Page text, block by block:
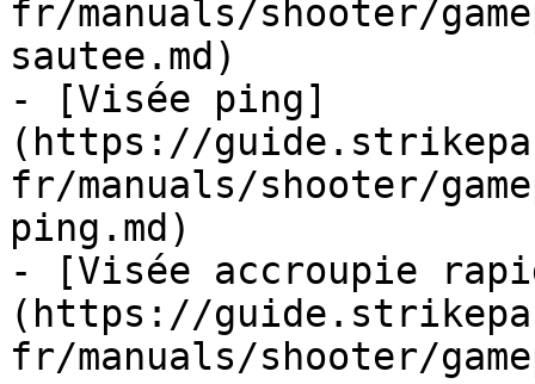
fr/manuals/shooter/
sautee.md)
- [Visée ping]
(https://
fr/manuals/shooter/
ping.md)
- [Visée accroupie
(https://
fr/manuals/shooter/